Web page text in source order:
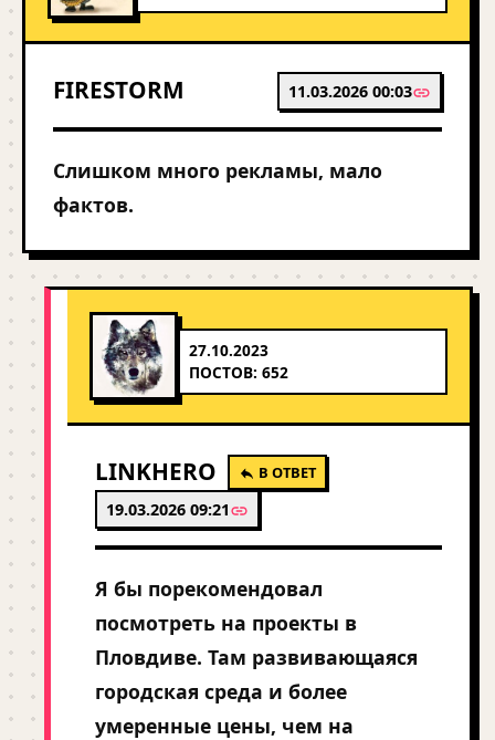
FIRESTORM 11.03.2026 00:03
Слишком много рекламы, мало
фактов.
27.10.2023
ПОСТОВ: 652
LINKHERO В ОТВЕТ
19.03.2026 09:21
Я бы порекомендовал
посмотреть на проекты в
Пловдиве. Там развивающаяся
городская среда и более
умеренные цены, чем на